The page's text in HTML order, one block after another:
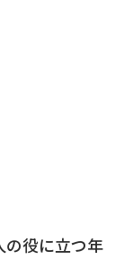
の役に立つ年